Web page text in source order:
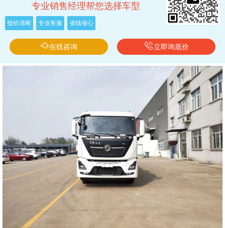
专业销售经理帮您选择车型
报价清晰 专业客服 省钱省心
在线咨询 立即询底价